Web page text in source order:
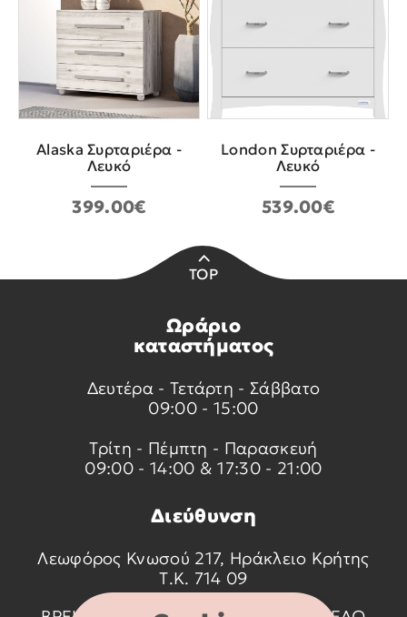
Alaska Συρταριέρα -
Λευκό
399.00€
London Συρταριέρα -
Λευκό
539.00€
TOP
Ωράριο
καταστήματος
Δευτέρα - Τετάρτη - Σάββατο
09:00 - 15:00
Τρίτη - Πέμπτη - Παρασκευή
09:00 - 14:00 & 17:30 - 21:00
Διεύθυνση
Λεωφόρος Κνωσού 217, Ηράκλειο Κρήτης
Τ.Κ. 714 09